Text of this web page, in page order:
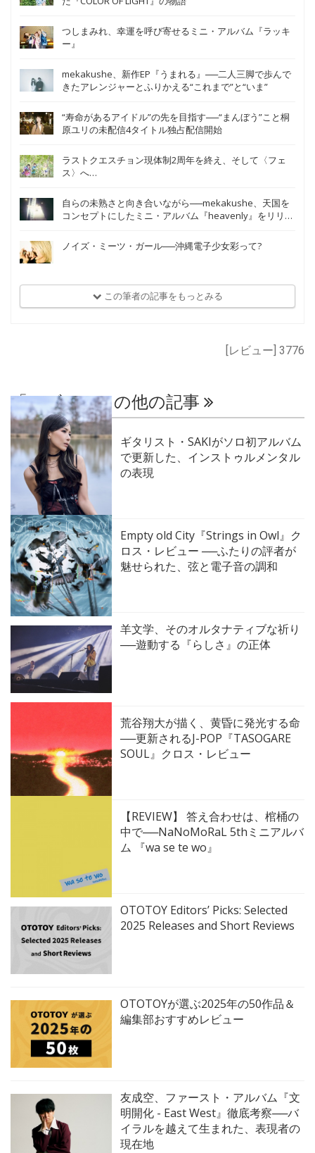
つしまみれ、幸運を呼び寄せるミニ・アルバム『ラッキ
ー』
mekakushe、新作EP『うまれる』──二人三脚で歩んで
きたアレンジャーとふりかえる“これまで”と“いま”
“寿命があるアイドル”の先を目指す──“まんぼう”こと桐
原ユリの未配信4タイトル独占配信開始
ラストクエスチョン現体制2周年を終え、そして〈フェ
ス〉へ…
自らの未熟さと向き合いながら──mekakushe、天国を
コンセプトにしたミニ・アルバム『heavenly』をリリー
ノイズ・ミーツ・ガール──沖縄電子少女彩って?
この筆者の記事をもっとみる
[レビュー] 3776
「レビュー」の他の記事
ギタリスト・SAKIがソロ初アルバム
で更新した、インストゥルメンタル
の表現
Empty old City『Strings in Owl』ク
ロス・レビュー ──ふたりの評者が
魅せられた、弦と電子音の調和
羊文学、そのオルタナティブな祈り
──遊動する『らしさ』の正体
荒谷翔大が描く、黄昏に発光する命
──更新されるJ-POP『TASOGARE
SOUL』クロス・レビュー
【REVIEW】 答え合わせは、棺桶の
中で──NaNoMoRaL 5thミニアルバ
ム 『wa se te wo』
OTOTOY Editors’ Picks: Selected
2025 Releases and Short Reviews
OTOTOYが選ぶ2025年の50作品＆
編集部おすすめレビュー
友成空、ファースト・アルバム『文
明開化 - East West』徹底考察──バ
イラルを越えて生まれた、表現者の
現在地